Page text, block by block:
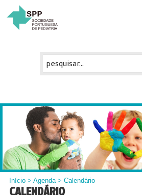
Início >Agenda> Calendário
CALENDÁRIO